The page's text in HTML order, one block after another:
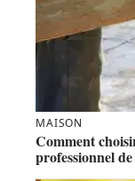
MAISON
Comment
professionnel